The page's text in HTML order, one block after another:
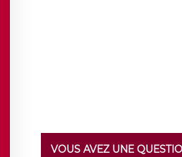
VOUS AVEZ UNE